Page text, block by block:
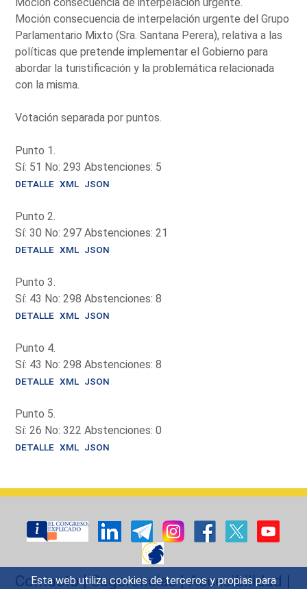
Esta web utiliza cookies de terceros y propias para
Moción consecuencia de interpelación urgente del Grupo
Parlamentario Mixto (Sra. Santana Perera), relativa a las
políticas que pretende implementar el Gobierno para
abordar la turistificación y la problemática relacionada
con la misma.
Votación separada por puntos.
Punto 1.
Sí: 51 No: 293 Abstenciones: 5
DETALLE XML JSON
Punto 2.
Sí: 30 No: 297 Abstenciones: 21
DETALLE XML JSON
Punto 3.
Sí: 43 No: 298 Abstenciones: 8
DETALLE XML JSON
Punto 4.
Sí: 43 No: 298 Abstenciones: 8
DETALLE XML JSON
Punto 5.
Sí: 26 No: 322 Abstenciones: 0
DETALLE XML JSON
Contacto|Sugerencias|Accesibilidad |